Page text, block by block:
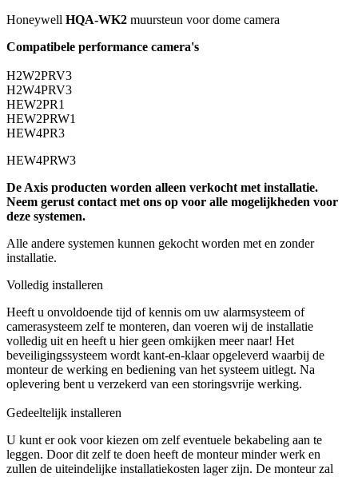
Honeywell HQA-WK2 muursteun voor dome camera
Compatibele performance camera's
H2W2PRV3
H2W4PRV3
HEW2PR1
HEW2PRW1
HEW4PR3
HEW4PRW3
De Axis producten worden alleen verkocht met installatie.
Neem gerust contact met ons op voor alle mogelijkheden voor
deze systemen.
Alle andere systemen kunnen gekocht worden met en zonder
installatie.
Volledig installeren
Heeft u onvoldoende tijd of kennis om uw alarmsysteem of
camerasysteem zelf te monteren, dan voeren wij de installatie
volledig uit en heeft u hier geen omkijken meer naar! Het
beveiligingssysteem wordt kant-en-klaar opgeleverd waarbij de
monteur de werking en bediening van het systeem uitlegt. Na
oplevering bent u verzekerd van een storingsvrije werking.
Gedeeltelijk installeren
U kunt er ook voor kiezen om zelf eventuele bekabeling aan te
leggen. Door dit zelf te doen heeft de monteur minder werk en
zullen de uiteindelijke installatiekosten lager zijn. De monteur zal